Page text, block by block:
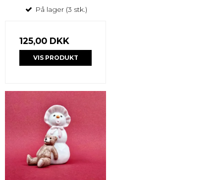
På lager (3 stk.)
125,00 DKK
VIS PRODUKT